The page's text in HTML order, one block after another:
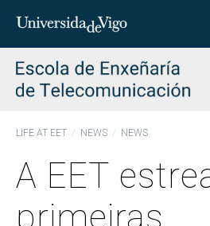
Insert
to
search
LIFE AT EET NEWS NEWS
A EET
primeiras